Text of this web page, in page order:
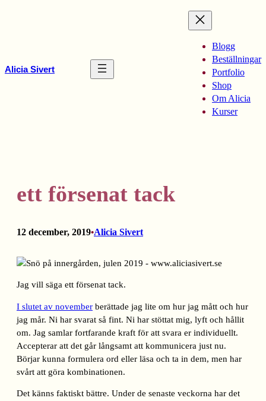
Alicia Sivert
Blogg
Beställningar
Portfolio
Shop
Om Alicia
Kurser
ett försenat tack
12 december, 2019•Alicia Sivert
Jag vill säga ett försenat tack.
I slutet av november berättade jag lite om hur jag mått och hur
jag mår. Ni har svarat så fint. Ni har stöttat mig, lyft och hållit
om. Jag samlar fortfarande kraft för att svara er individuellt.
Accepterar att det går långsamt att kommunicera just nu.
Börjar kunna formulera ord eller läsa och ta in dem, men har
svårt att göra kombinationen.
Det känns faktiskt bättre. Under de senaste veckorna har det